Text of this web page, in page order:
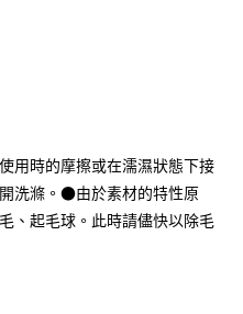
運費
用時的摩擦或在濡濕狀態下接
洗滌。●由於素材的特性原
、起毛球。此時請儘快以除毛